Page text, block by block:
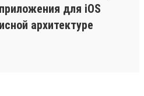
для iOS
архитектуре